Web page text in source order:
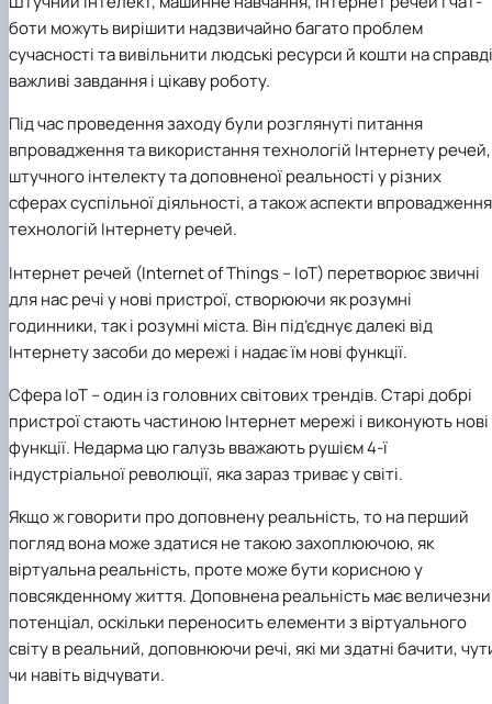
Іноземні мови
Працевлаштування
Їдальні та буфети
Студентські квитки
Центр вивчення мов
Психологічна підтримка
Інклюзивне середовище
Рада молодих вчених
Наукові школи
Стартап школа НУБіП України
Методичні рекомендації, пам'ятки
Форми документів
Патентно-ліцензійна діяльність
ЦКНО «Агропромисловий комплекс, лісове і
садово-паркове господарство, ветеринарна
медицина»
Обладнання НУБіП України
Біоетична комісія
Наукові видання
Досліднику та автору
Звіт про проведення НТЗ
Наукові журнали НУБіП України (English)
Пам'ятка про проведення науково-
заходів
Порядок планування та організації
проведення НТЗ
Результати науково-технічних заходів
Монографії
Наука для бізнесу
Каталог наукових послуг
«SEB-2025»
Рада роботодавців
Благодійний фонд «Голосіївська ініціатива
2020»
Історія університету
Видатні випускники та працівники
Звіт ректора
Пам'яті захисників України
Пресслужба
Університетський кур'єр
Вибори ректора
Програма розвитку університету
ініціатива – 2025»
Доступ до публічної інформації
Державні закупівлі
Офіційна символіка
Антикорупційні заходи
виявлення корупції
Положення про антикорупційного
уповноваженого НУБіП України
Національні нормативно-правові акти
Нормативно-правові акти НУБіП України
Методичні роз’яснення НАЗК
Антикорупційні заходи
Контактна інформація
боти можуть вирішити надзвичайно багато проблем
сучасності та вивільнити людські ресурси й кошти на справді
важливі завдання і цікаву роботу.
Під час проведення заходу були розглянуті питання
впровадження та використання технологій Інтернету речей,
штучного інтелекту та доповненої реальності у різних
сферах суспільної діяльності, а також аспекти впровадження
технологій Інтернету речей.
Інтернет речей (Іnternet of Things – IoT) перетворює звичні
для нас речі у нові пристрої, створюючи як розумні
годинники, так і розумні міста. Він під’єднує далекі від
Інтернету засоби до мережі і надає їм нові функції.
Сфера ІоТ – один із головних світових трендів. Старі добрі
пристрої стають частиною Інтернет мережі і виконують нові
функції. Недарма цю галузь вважають рушієм 4-ї
індустріальної революції, яка зараз триває у світі.
Якщо ж говорити про доповнену реальність, то на перший
погляд вона може здатися не такою захоплюючою, як
віртуальна реальність, проте може бути корисною у
повсякденному життя. Доповнена реальність має
потенціал, оскільки переносить елементи з віртуального
світу в реальний, доповнюючи речі, які ми здатні бачити,
чи навіть відчувати.